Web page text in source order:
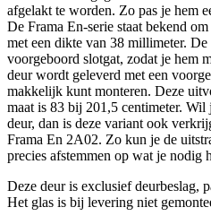
afgelakt te worden. Zo pas je hem
De Frama En-serie staat bekend
met een dikte van 38 millimeter.
voorgeboord slotgat, zodat je hem
deur wordt geleverd met een
makkelijk kunt monteren. Deze
maat is 83 bij 201,5 centimeter.
deur, dan is deze variant ook
Frama En 2A02. Zo kun je de
precies afstemmen op wat je nodig
Deze deur is exclusief deurbeslag,
Het glas is bij levering niet